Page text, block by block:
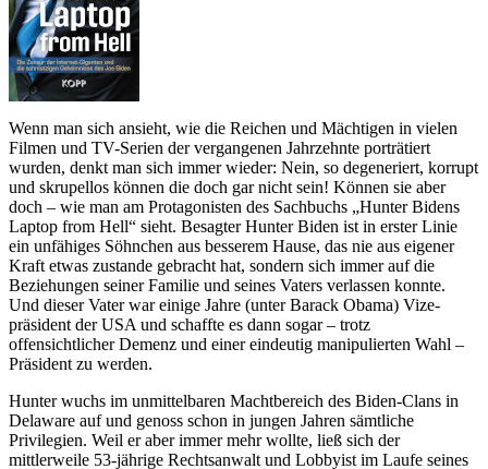
Wenn man sich ansieht, wie die Reichen und Mächtigen in vielen
Filmen und TV-Serien der vergangenen Jahrzehnte porträtiert
wurden, denkt man sich immer wieder: Nein, so degeneriert, korrupt
und skrupellos können die doch gar nicht sein! Können sie aber
doch – wie man am Pro­tagonisten des Sachbuchs „Hunter Bidens
Laptop from Hell“ sieht. Besagter Hunter Biden ist in erster Linie
ein unfähiges Söhnchen aus besserem Hause, das nie aus eigener
Kraft etwas zustande gebracht hat, sondern sich immer auf die
Beziehungen seiner Familie und seines Vaters verlassen konnte.
Und dieser Vater war einige Jahre (unter Barack Obama) Vize­
präsident der USA und schaffte es dann sogar – trotz
offensichtlicher Demenz und einer eindeutig manipulierten Wahl –
Präsident zu werden.
Hunter wuchs im unmittelbaren Machtbereich des Biden-Clans in
Delaware auf und genoss schon in jungen Jahren sämtliche
Privilegien. Weil er aber immer mehr wollte, ließ sich der
mittlerweile 53-jährige Rechtsanwalt und Lobbyist im Laufe seines